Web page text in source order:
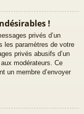
!
privés d’un
les paramètres de votre
privés abusifs d’un
modérateurs. Ce
un membre d’envoyer